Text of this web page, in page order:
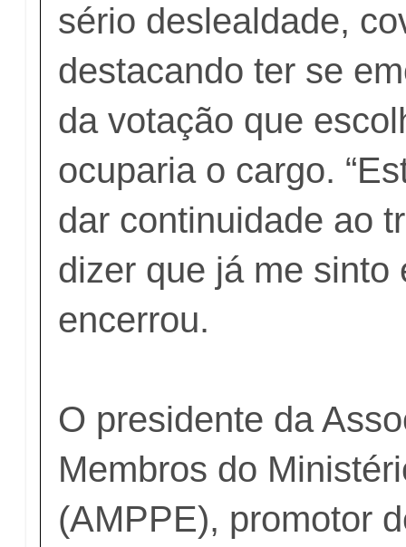
sério deslealdade,
destacando ter se
da votação que
ocuparia o cargo.
dar continuidade ao
dizer que já me sinto
encerrou.
O presidente da
Membros do
(AMPPE), promotor